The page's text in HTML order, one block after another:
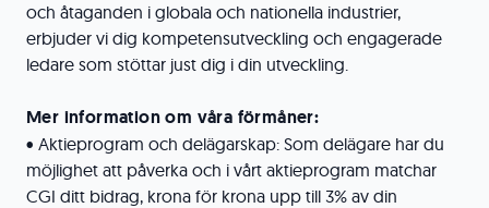
och åtaganden i globala och nationella industrier,
erbjuder vi dig kompetensutveckling och engagerade
ledare som stöttar just dig i din utveckling.
Mer information om våra förmåner:
• Aktieprogram och delägarskap: Som delägare har du
möjlighet att påverka och i vårt aktieprogram matchar
CGI ditt bidrag, krona för krona upp till 3% av din